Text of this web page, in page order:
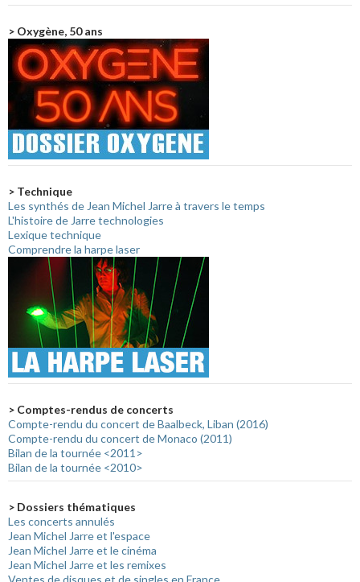
> Oxygène, 50 ans
> Technique
Les synthés de Jean Michel Jarre à travers le temps
L'histoire de Jarre technologies
Lexique technique
Comprendre la harpe laser
> Comptes-rendus de concerts
Compte-rendu du concert de Baalbeck, Liban (2016)
Compte-rendu du concert de Monaco (2011)
Bilan de la tournée <2011>
Bilan de la tournée <2010>
> Dossiers thématiques
Les concerts annulés
Jean Michel Jarre et l'espace
Jean Michel Jarre et le cinéma
Jean Michel Jarre et les remixes